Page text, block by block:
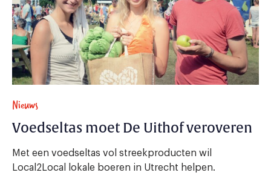
Nieuws
Voedseltas moet De Uithof veroveren
Met een voedseltas vol streekproducten wil
Local2Local lokale boeren in Utrecht helpen.